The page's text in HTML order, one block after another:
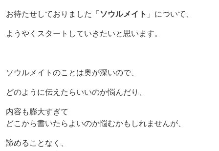
お待たせしておりました「 ソウルメイト 」について、
ようやくスタートしていきたいと思います。
ソウルメイトのことは奥が深いので、
どのように伝えたらいいのか悩んだり、
内容も膨大すぎて
どこから書いたらよいのか悩むかもしれませんが、
諦めることなく、